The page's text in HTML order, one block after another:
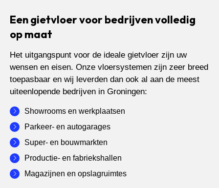
Een gietvloer voor bedrijven volledig
op maat
Het uitgangspunt voor de ideale gietvloer zijn uw
wensen en eisen. Onze vloersystemen zijn zeer breed
toepasbaar en wij leverden dan ook al aan de meest
uiteenlopende bedrijven in Groningen:
Showrooms en werkplaatsen
Parkeer- en autogarages
Super- en bouwmarkten
Productie- en fabriekshallen
Magazijnen en opslagruimtes